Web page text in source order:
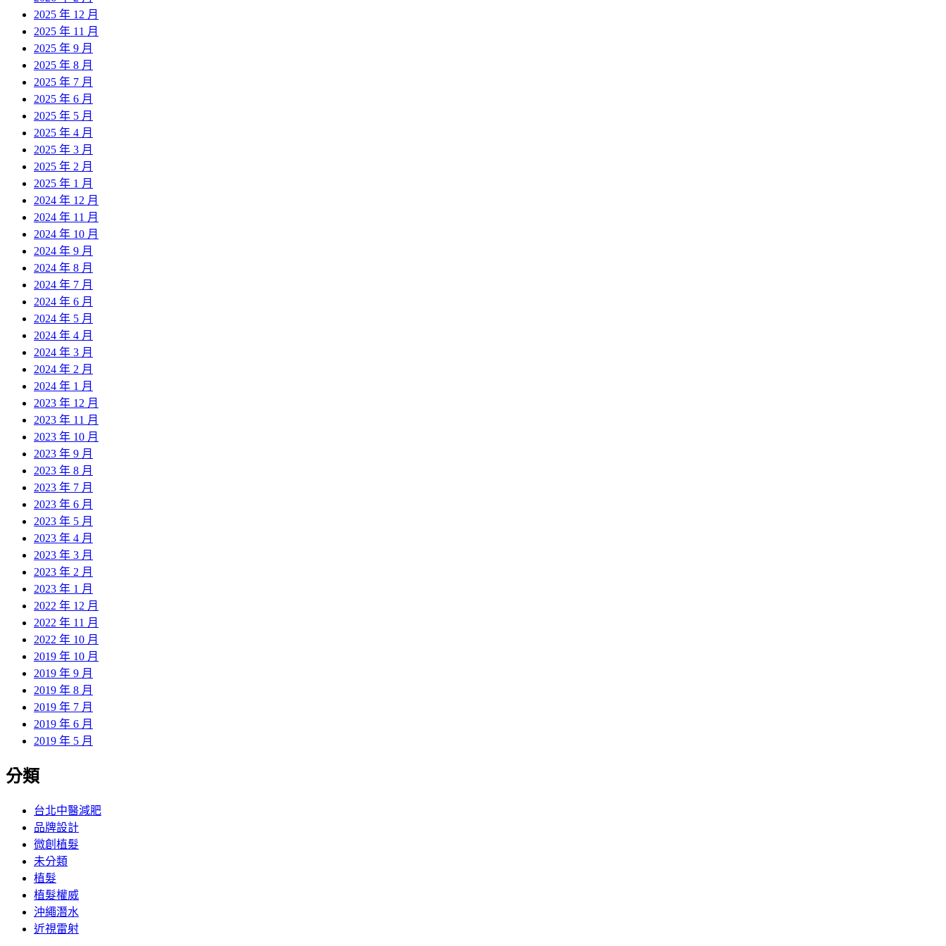
2025 年 12 月
2025 年 11 月
2025 年 9 月
2025 年 8 月
2025 年 7 月
2025 年 6 月
2025 年 5 月
2025 年 4 月
2025 年 3 月
2025 年 2 月
2025 年 1 月
2024 年 12 月
2024 年 11 月
2024 年 10 月
2024 年 9 月
2024 年 8 月
2024 年 7 月
2024 年 6 月
2024 年 5 月
2024 年 4 月
2024 年 3 月
2024 年 2 月
2024 年 1 月
2023 年 12 月
2023 年 11 月
2023 年 10 月
2023 年 9 月
2023 年 8 月
2023 年 7 月
2023 年 6 月
2023 年 5 月
2023 年 4 月
2023 年 3 月
2023 年 2 月
2023 年 1 月
2022 年 12 月
2022 年 11 月
2022 年 10 月
2019 年 10 月
2019 年 9 月
2019 年 8 月
2019 年 7 月
2019 年 6 月
2019 年 5 月
分類
台北中醫減肥
品牌設計
微創植髮
未分類
植髮
植髮權威
沖繩潛水
近視雷射